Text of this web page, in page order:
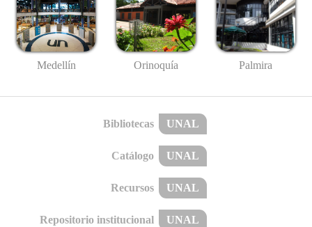
Medellín Orinoquía Palmira
Bibliotecas UNAL
Catálogo UNAL
Recursos UNAL
Repositorio institucional UNAL